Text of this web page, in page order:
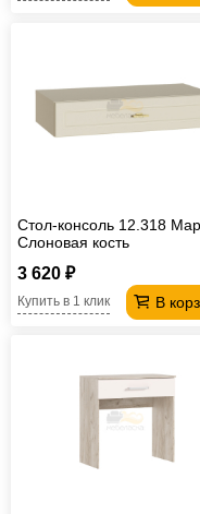
Стол-консоль 12.318
Слоновая кость
3 620 ₽
В
Купить в 1 клик